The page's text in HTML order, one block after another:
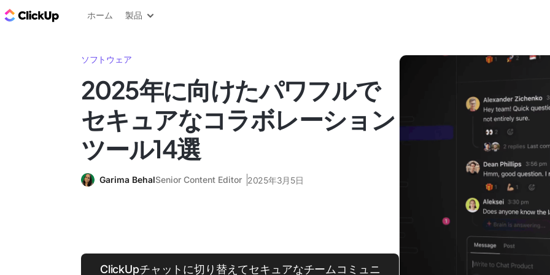
ClickUp ブログ
ホーム 製品
ソフトウェア
2025年に向けたパワフルで
セキュアなコラボレーション
ツール14選
Garima BehalSenior Content Editor 2025年3月5日
ClickUpチャットに切り替えてセキュアなチームコミュニ